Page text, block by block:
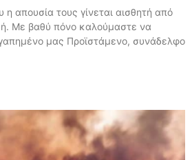
απουσία τους γίνεται αισθητή από
Με βαθύ πόνο καλούμαστε να
μας Προϊστάμενο, συνάδελφο